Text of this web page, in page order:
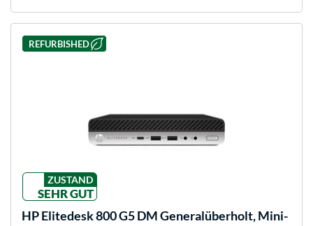
REFURBISHED
ZUSTAND
SEHR GUT
HPElitedesk 800 G5 DM Generalüberholt, Mini-